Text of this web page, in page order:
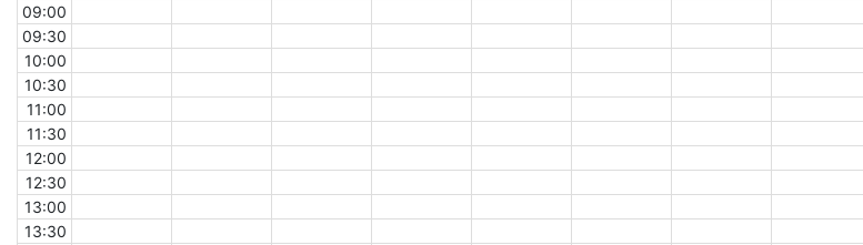
09:00
09:30
10:00
10:30
11:00
11:30
12:00
12:30
13:00
13:30